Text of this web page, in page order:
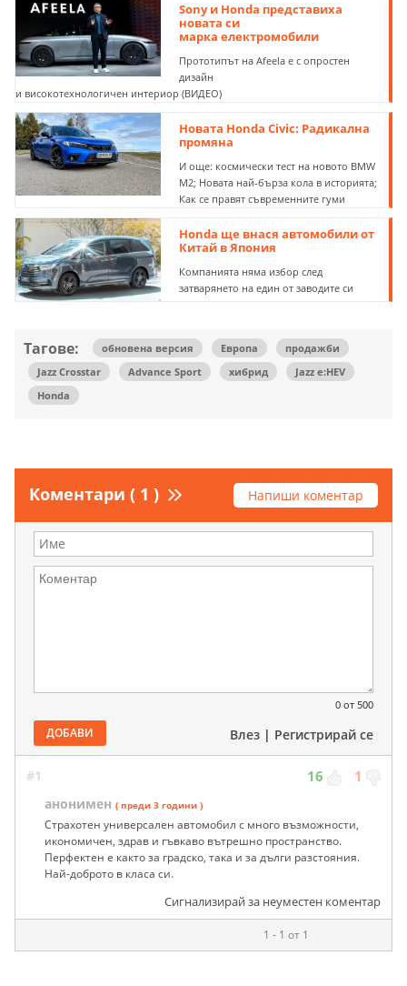
Sony и Honda представиха
новата си
марка електромобили
Прототипът на Afeela е с опростен
дизайн
и високотехнологичен интериор (ВИДЕО)
Новата Honda Civic: Радикална
промяна
И още: космически тест на новото BMW
M2; Новата най-бърза кола в историята;
Как се правят съвременните гуми
Honda ще внася автомобили от
Китай в Япония
Компанията няма избор след
затварянето на един от заводите си
Тагове: обновена версия Европа
продажби
Jazz Crosstar
Advance Sport хибрид
Jazz e:HEV
Honda
Коментари ( 1 ) Напиши коментар
0 от 500
ДОБАВИ Влез | Регистрирай се
#1 16 1
анонимен ( преди 3 години )
Страхотен универсален автомобил с много възможности,
икономичен, здрав и гъвкаво вътрешно пространство.
Перфектен е както за градско, така и за дълги разстояния.
Най-доброто в класа си.
Сигнализирай за неуместен коментар
1 - 1 от 1